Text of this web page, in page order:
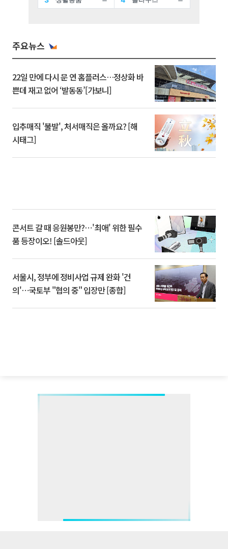
주요뉴스
22일 만에 다시 문 연 홈플러스…정상화 바
쁜데 재고 없어 ‘발동동’[가보니]
입추매직 '불발', 처서매직은 올까요? [해
시태그]
콘서트 갈 때 응원봉만?⋯'최애' 위한 필수
품 등장이오! [솔드아웃]
서울시, 정부에 정비사업 규제 완화 '건
의'⋯국토부 "협의 중" 입장만 [종합]